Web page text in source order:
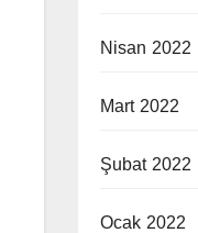
Nisan 2022
Mart 2022
Şubat 2022
Ocak 2022